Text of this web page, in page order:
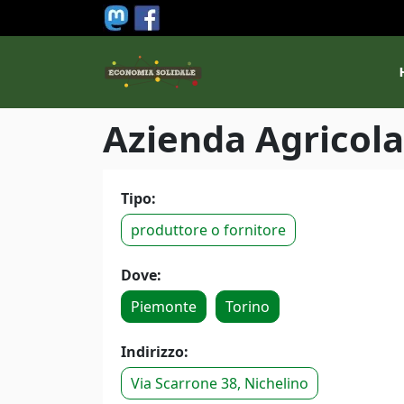
Salta al contenuto principale
Azienda
Tipo:
produttore o fornitore
Dove:
Piemonte
Torino
Indirizzo:
Via Scarrone 38, Nichelino